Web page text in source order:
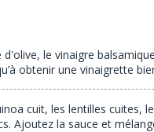
le vinaigre
obtenir une vinaigrette
cuit, les lentilles cuites,
Ajoutez la sauce et